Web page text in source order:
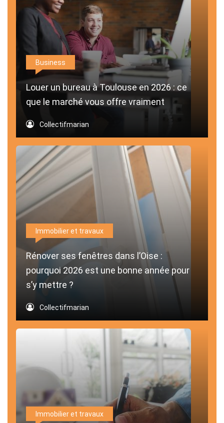
Business
Louer un bureau à Toulouse en 2026 : ce
que le marché vous offre vraiment
Collectifmarian
Immobilier et travaux
Rénover ses fenêtres dans l’Oise :
pourquoi 2026 est une bonne année pour
s’y mettre ?
Collectifmarian
Immobilier et travaux